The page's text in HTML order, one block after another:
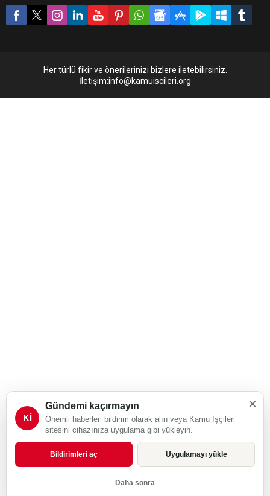
Her türlü fikir ve önerilerinizi bizlere iletebilirsiniz.
İletişim:info@kamuiscileri.org
×
Kİ
Gündemi kaçırmayın
Önemli haberleri bildirim olarak alın veya Kamu İşçileri
sitesini cihazınıza uygulama gibi yükleyin.
Bildirimleri aç Uygulamayı yükle
Daha sonra